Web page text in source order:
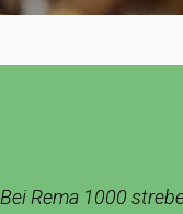
Bei Rema 1000